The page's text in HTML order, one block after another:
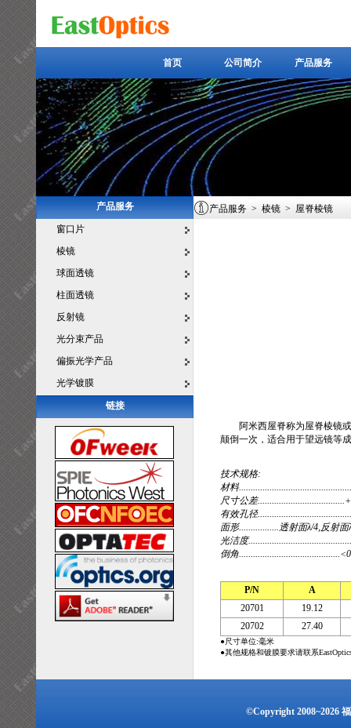
首页
首页
公司简介
公司简介
产品服务
产品服务
产品服务
窗口片
棱镜
球面透镜
柱面透镜
反射镜
光分束产品
偏振光学产品
光学镀膜
链接
产品服务 > 棱镜 > 屋脊棱镜
阿米西屋脊称为屋脊棱镜
颠倒一次，适合用于望远镜等
技术规格:
材料
尺寸公差
有效孔径
面形.................透射面λ/4,反射面
光洁度
倒角
P/N
A
20701
19.12
20702
27.40
●尺寸单位:毫米
●其他规格和镀膜要求请联系
©Copyright 2008~2026